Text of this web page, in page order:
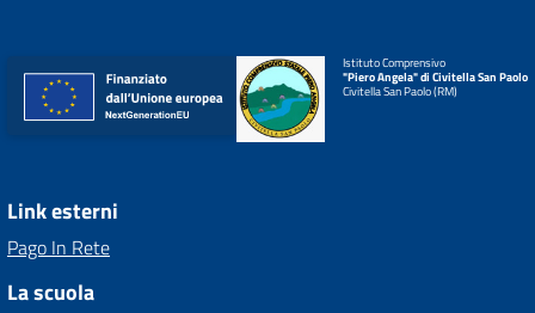
Istituto Comprensivo
"Piero Angela" di Civitella San Paolo
Civitella San Paolo (RM)
Link esterni
Pago In Rete
La scuola